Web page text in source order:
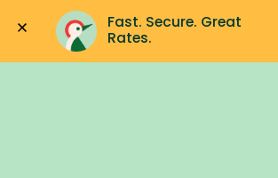
Fast. Secure. Great
Rates.